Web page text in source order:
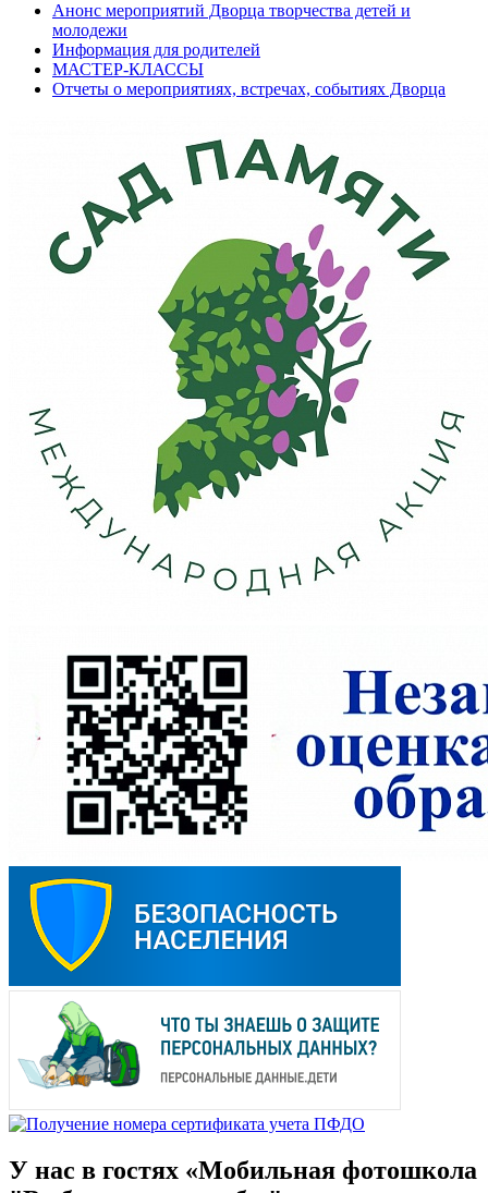
Анонс мероприятий Дворца творчества детей и
молодежи
Информация для родителей
МАСТЕР-КЛАССЫ
Отчеты о мероприятиях, встречах, событиях Дворца
У нас в гостях «Мобильная фотошкола